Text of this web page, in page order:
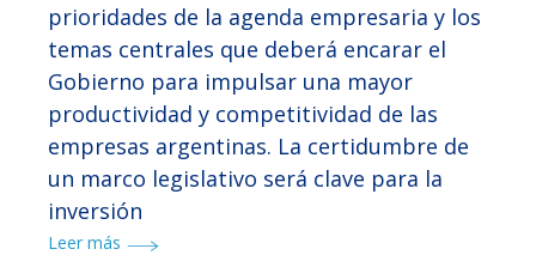
prioridades de la agenda empresaria y los
temas centrales que deberá encarar el
Gobierno para impulsar una mayor
productividad y competitividad de las
empresas argentinas. La certidumbre de
un marco legislativo será clave para la
inversión
Leer más